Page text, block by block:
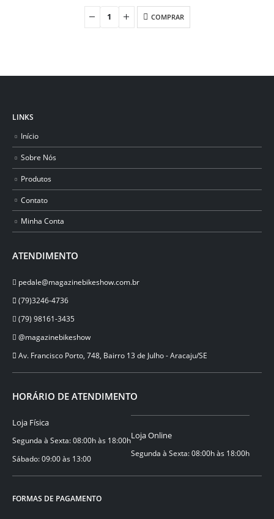
COMPRAR
LINKS
Início
Sobre Nós
Produtos
Contato
Minha Conta
ATENDIMENTO
pedale@magazinebikeshow.com.br
(79)3246-4736
(79) 98161-3435
@magazinebikeshow
⁠Av. Francisco Porto, 748, Bairro 13 de Julho - Aracaju/SE
HORÁRIO DE ATENDIMENTO
Loja Física
Segunda à Sexta: 08:00h às 18:00h
Sábado: 09:00 às 13:00
Loja Online
Segunda à Sexta: 08:00h às 18:00h
FORMAS DE PAGAMENTO